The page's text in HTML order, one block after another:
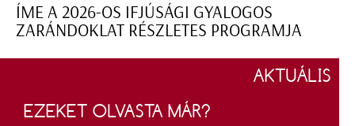
ÍME A 2026-OS IFJÚSÁGI GYALOGOS
ZARÁNDOKLAT RÉSZLETES PROGRAMJA
AKTUÁLIS
EZEKET OLVASTA MÁR?